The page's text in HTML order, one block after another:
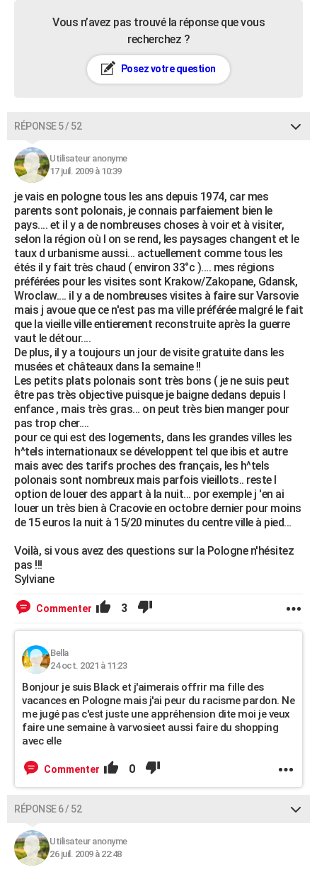
Vous n’avez pas trouvé la réponse que vous
recherchez ?
Posez votre question
RÉPONSE 5 / 52
Utilisateur anonyme
17 juil. 2009 à 10:39
je vais en pologne tous les ans depuis 1974, car mes
parents sont polonais, je connais parfaiement bien le
pays.... et il y a de nombreuses choses à voir et à visiter,
selon la région où l on se rend, les paysages changent et le
taux d urbanisme aussi... actuellement comme tous les
étés il y fait très chaud ( environ 33°c ).... mes régions
préférées pour les visites sont Krakow/Zakopane, Gdansk,
Wroclaw.... il y a de nombreuses visites à faire sur Varsovie
mais j avoue que ce n'est pas ma ville préférée malgré le fait
que la vieille ville entierement reconstruite après la guerre
vaut le détour....
De plus, il y a toujours un jour de visite gratuite dans les
musées et châteaux dans la semaine !!
Les petits plats polonais sont très bons ( je ne suis peut
être pas très objective puisque je baigne dedans depuis l
enfance , mais très gras... on peut très bien manger pour
pas trop cher....
pour ce qui est des logements, dans les grandes villes les
h^tels internationaux se développent tel que ibis et autre
mais avec des tarifs proches des français, les h^tels
polonais sont nombreux mais parfois vieillots.. reste l
option de louer des appart à la nuit... por exemple j 'en ai
louer un très bien à Cracovie en octobre dernier pour moins
de 15 euros la nuit à 15/20 minutes du centre ville à pied...
Voilà, si vous avez des questions sur la Pologne n'hésitez
pas !!!
Sylviane
Commenter 3
Bella
24 oct. 2021 à 11:23
Bonjour je suis Black et j'aimerais offrir ma fille des
vacances en Pologne mais j'ai peur du racisme pardon. Ne
me jugé pas c'est juste une appréhension dite moi je veux
faire une semaine à varvosieet aussi faire du shopping
avec elle
Commenter 0
RÉPONSE 6 / 52
Utilisateur anonyme
26 juil. 2009 à 22:48